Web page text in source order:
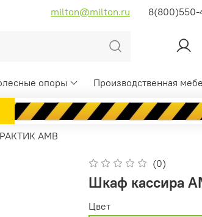
milton@milton.ru
опоры Производственная
AMB
(0)
Шкаф кассира
Цвет